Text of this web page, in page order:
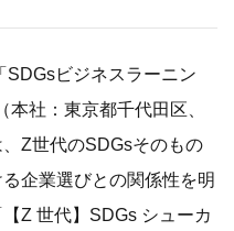
SDGsビジネスラーニン
社：東京都千代田区、
Z世代のSDGsそのもの
企業選びとの関係性を明
Z 世代】SDGs シューカ